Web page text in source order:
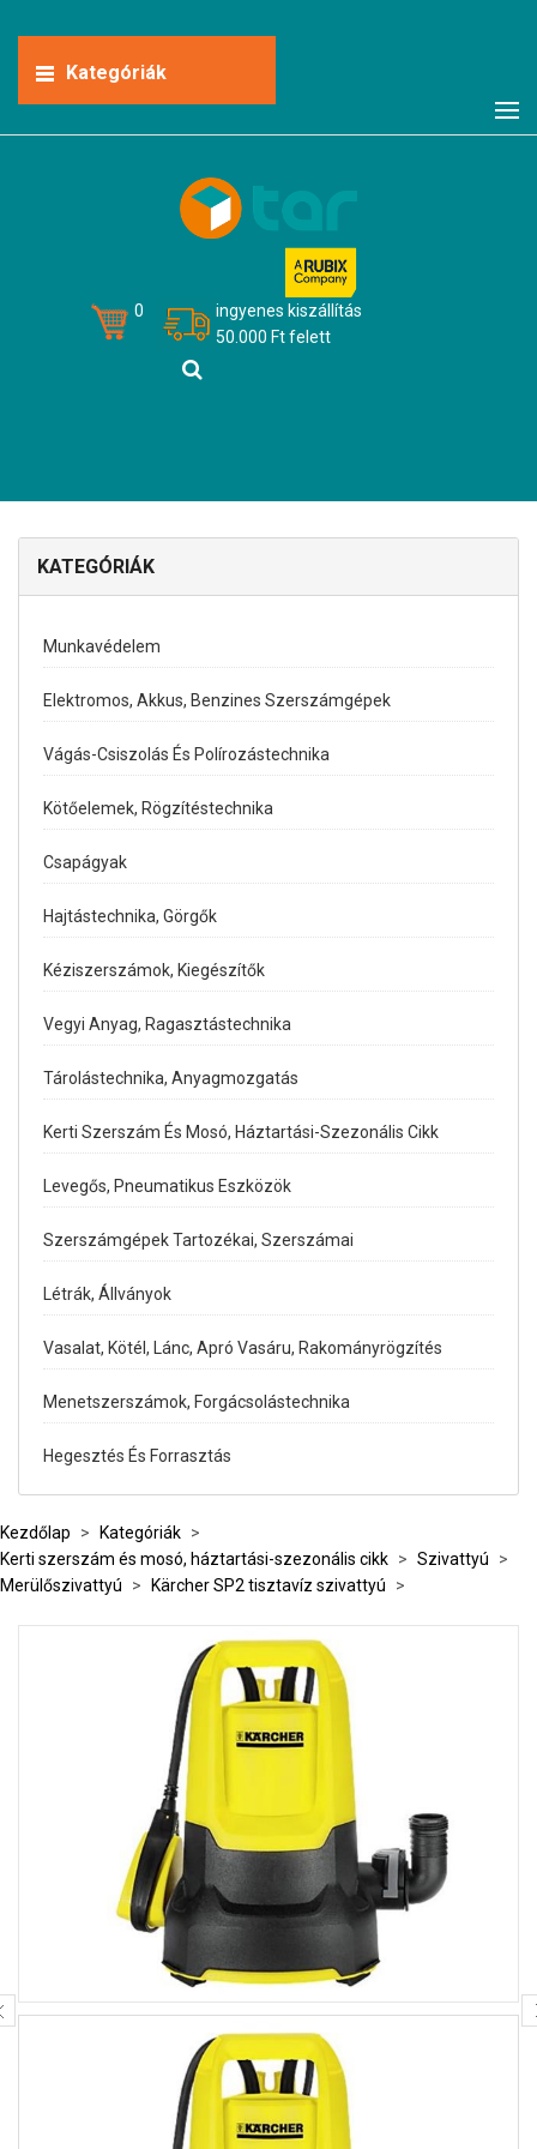
Kategóriák
0
ingyenes kiszállítás
50.000 Ft felett
KATEGÓRIÁK
Munkavédelem
Elektromos, Akkus, Benzines Szerszámgépek
Vágás-Csiszolás És Polírozástechnika
Kötőelemek, Rögzítéstechnika
Csapágyak
Hajtástechnika, Görgők
Kéziszerszámok, Kiegészítők
Vegyi Anyag, Ragasztástechnika
Tárolástechnika, Anyagmozgatás
Kerti Szerszám És Mosó, Háztartási-Szezonális Cikk
Levegős, Pneumatikus Eszközök
Szerszámgépek Tartozékai, Szerszámai
Létrák, Állványok
Vasalat, Kötél, Lánc, Apró Vasáru, Rakományrögzítés
Menetszerszámok, Forgácsolástechnika
Hegesztés És Forrasztás
Kezdőlap > Kategóriák >
Kerti szerszám és mosó, háztartási-szezonális cikk > Szivattyú
>
Merülőszivattyú
> Kärcher SP2 tisztavíz szivattyú >